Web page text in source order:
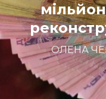
ОЛЕНА